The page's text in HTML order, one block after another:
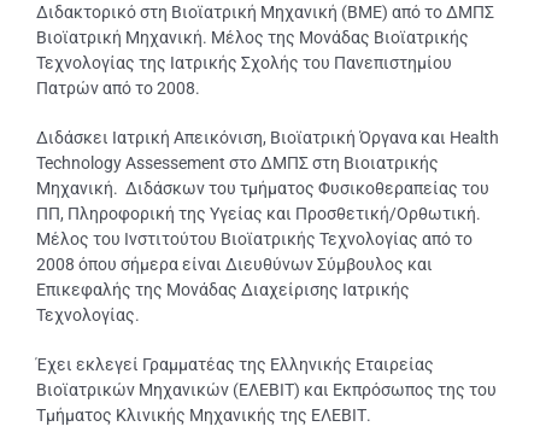
Διδακτορικό στη Βιοϊατρική Μηχανική (BME) από το ΔΜΠΣ
Βιοϊατρική Μηχανική. Mέλος της Μονάδας Βιοϊατρικής
Τεχνολογίας της Ιατρικής Σχολής του Πανεπιστημίου
Πατρών από το 2008.
Διδάσκει Ιατρική Απεικόνιση, Βιοϊατρική Όργανα και Ηealth
Technology Assessement στο ΔΜΠΣ στη Βιοιατρικής
Μηχανική. Διδάσκων του τμήματος Φυσικοθεραπείας του
ΠΠ, Πληροφορική της Υγείας και Προσθετική/Ορθωτική.
Μέλος του Ινστιτούτου Βιοϊατρικής Τεχνολογίας από το
2008 όπου σήμερα είναι Διευθύνων Σύμβουλος και
Επικεφαλής της Μονάδας Διαχείρισης Ιατρικής
Τεχνολογίας.
Έχει εκλεγεί Γραμματέας της Ελληνικής Εταιρείας
Βιοϊατρικών Μηχανικών (ΕΛΕΒΙΤ) και Εκπρόσωπος της του
Τμήματος Κλινικής Μηχανικής της ΕΛΕΒΙΤ.